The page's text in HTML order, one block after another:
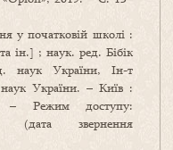
у початковій школі :
ін.] ; наук. ред. Бібік
України, Ін-т
України. – Київ :
Режим доступу:
(дата звернення